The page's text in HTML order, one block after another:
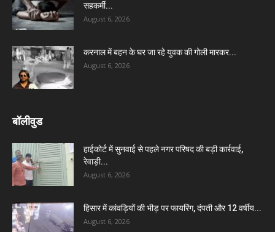
सहकर्मी...
August 6, 2026
करनाल में बहन के घर जा रहे युवक की गोली मारकर...
August 6, 2026
बॉलीवुड
हाईकोर्ट में सुनवाई से पहले नगर परिषद की बड़ी कार्रवाई,
रेवाड़ी...
August 6, 2026
हिसार में कांवड़ियों की भीड़ पर फायरिंग, दंपती और 12 वर्षीय...
August 6, 2026